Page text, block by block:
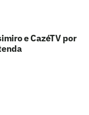
e CazéTV por